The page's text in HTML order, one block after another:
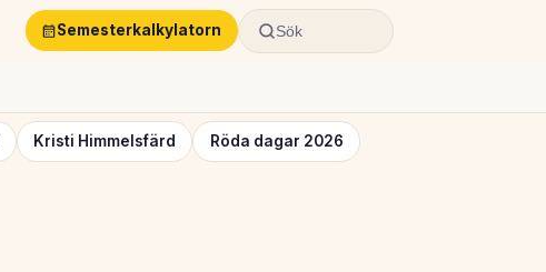
Semesterkalkylatorn Sök
Kristi Himmelsfärd Röda dagar 2026